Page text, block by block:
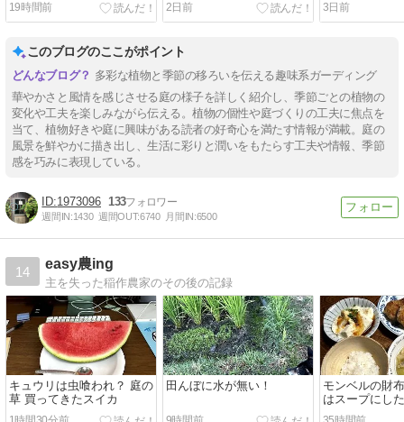
19時間前
2日前 3日前
このブログのここがポイント
多彩な植物と季節の移ろいを伝える趣味系ガーディング
華やかさと風情を感じさせる庭の様子を詳しく紹介し、季節ごとの植物の
変化や工夫を楽しみながら伝える。植物の個性や庭づくりの工夫に焦点を
当て、植物好きや庭に興味がある読者の好奇心を満たす情報が満載。庭の
風景を鮮やかに描き出し、生活に彩りと潤いをもたらす工夫や情報、季節
感を巧みに表現している。
1973096 133
週間IN:1430 週間OUT:6740 月間IN:6500
14
easy農ing
主を失った稲作農家のその後の記録
キュウリは虫喰われ？ 庭の
草 買ってきたスイカ
田んぼに水が無い！
モンベルの財
はスープにした